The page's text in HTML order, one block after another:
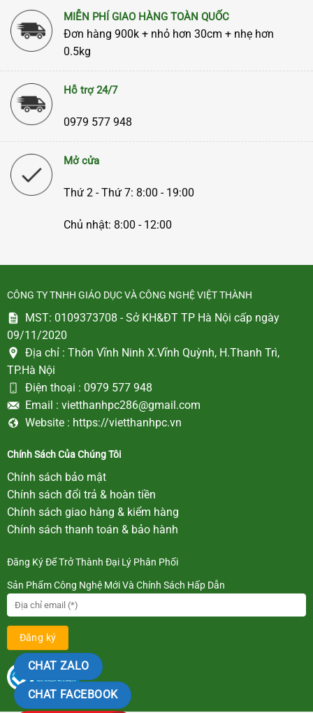
MIỄN PHÍ GIAO HÀNG TOÀN QUỐC
Đơn hàng 900k + nhỏ hơn 30cm + nhẹ hơn
0.5kg
Hỗ trợ 24/7
0979 577 948
Mở cửa
Thứ 2 - Thứ 7: 8:00 - 19:00
Chủ nhật: 8:00 - 12:00
CÔNG TY TNHH GIÁO DỤC VÀ CÔNG NGHỆ VIỆT THÀNH
MST: 0109373708 - Sở KH&ĐT TP Hà Nội cấp ngày
09/11/2020
Địa chỉ : Thôn Vĩnh Ninh X.Vĩnh Quỳnh, H.Thanh Trì,
TP.Hà Nội
Điện thoại : 0979 577 948
Email : vietthanhpc286@gmail.com
Website : https://vietthanhpc.vn
Chính Sách Của Chúng Tôi
Chính sách bảo mật
Chính sách đổi trả & hoàn tiền
Chính sách giao hàng & kiểm hàng
Chính sách thanh toán & bảo hành
Đăng Ký Để Trở Thành Đại Lý Phân Phối
Sản Phẩm Công Nghệ Mới Và Chính Sách Hấp Dẫn
CHAT ZALO
CHAT FACEBOOK